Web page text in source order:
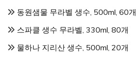
동원샘물 무라벨 생수, 500ml, 60개
스파클 생수 무라벨, 330ml, 80개
물하나 지리산 생수, 500ml, 20개